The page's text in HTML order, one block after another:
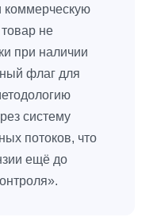
коммерческую
товар не
при наличии
флаг для
систему
потоков, что
ещё до